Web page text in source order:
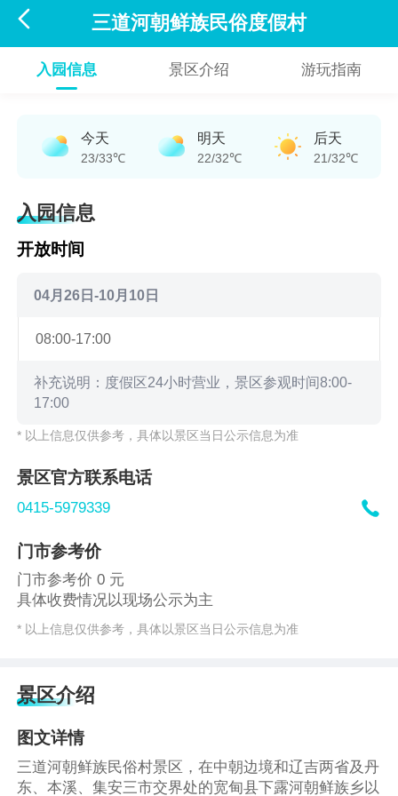
 三道河朝鲜族民俗度假村
入园信息 景区介绍 游玩指南
今天
23/33℃
明天
22/32℃
后天
21/32℃
入园信息
开放时间
04月26日-10月10日
08:00-17:00
补充说明：度假区24小时营业，景区参观时间8:00-
17:00
* 以上信息仅供参考，具体以景区当日公示信息为准
景区官方联系电话
0415-5979339 
门市参考价
门市参考价 0 元
具体收费情况以现场公示为主
* 以上信息仅供参考，具体以景区当日公示信息为准
景区介绍
图文详情
三道河朝鲜族民俗村景区，在中朝边境和辽吉两省及丹
东、本溪、集安三市交界处的宽甸县下露河朝鲜族乡以